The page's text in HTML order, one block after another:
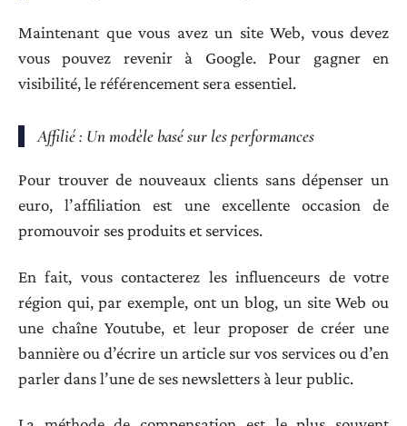
Maintenant que vous avez un site Web, vous devez
vous pouvez revenir à Google. Pour gagner en
visibilité, le référencement sera essentiel.
Affilié : Un modèle basé sur les performances
Pour trouver de nouveaux clients sans dépenser un
euro, l’affiliation est une excellente occasion de
promouvoir ses produits et services.
En fait, vous contacterez les influenceurs de votre
région qui, par exemple, ont un blog, un site Web ou
une chaîne Youtube, et leur proposer de créer une
bannière ou d’écrire un article sur vos services ou d’en
parler dans l’une de ses newsletters à leur public.